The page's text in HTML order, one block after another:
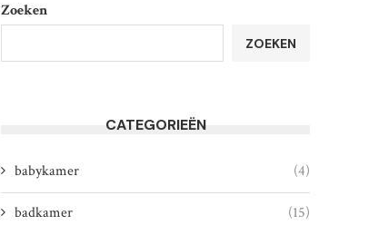
Zoeken
ZOEKEN
CATEGORIEËN
babykamer (4)
badkamer (15)